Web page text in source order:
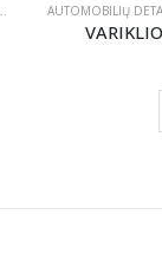
AUTOMOBILIŲ